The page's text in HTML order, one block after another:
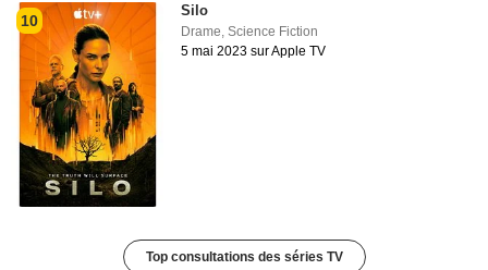
10
Silo
Drame,Science Fiction
5 mai 2023 sur Apple TV
Top consultations des séries TV